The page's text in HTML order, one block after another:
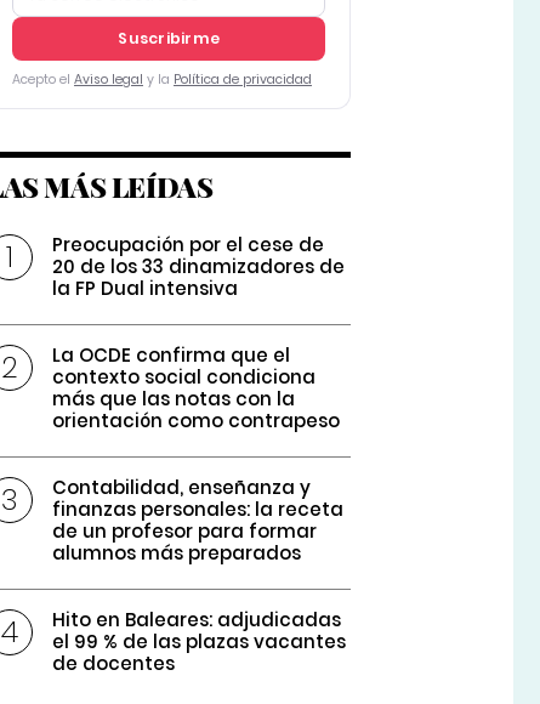
Suscribirme
Acepto el Aviso legal y la Política de privacidad
MÁS LEÍDAS
Preocupación por el cese de
20 de los 33 dinamizadores de
la FP Dual intensiva
La OCDE confirma que el
contexto social condiciona
más que las notas con la
orientación como contrapeso
Contabilidad, enseñanza y
finanzas personales: la receta
de un profesor para formar
alumnos más preparados
Hito en Baleares: adjudicadas
el 99 % de las plazas vacantes
de docentes